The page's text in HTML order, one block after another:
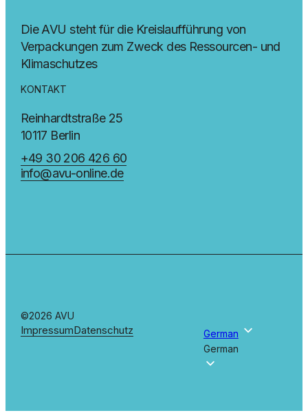
Die AVU steht für die Kreislaufführung von
Verpackungen zum Zweck des Ressourcen- und
Klimaschutzes
KONTAKT
Reinhardtstraße 25
10117 Berlin
+49 30 206 426 60
info@avu-online.de
©2026 AVU
ImpressumDatenschutz
German
German